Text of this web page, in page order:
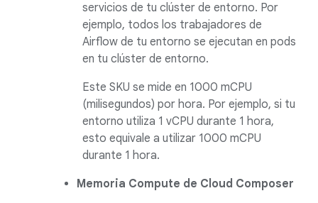
servicios de tu clúster de entorno. Por
ejemplo, todos los trabajadores de
Airflow de tu entorno se ejecutan en pods
en tu clúster de entorno.
Este SKU se mide en 1000 mCPU
(milisegundos) por hora. Por ejemplo, si tu
entorno utiliza 1 vCPU durante 1 hora,
esto equivale a utilizar 1000 mCPU
durante 1 hora.
Memoria Compute de Cloud Composer